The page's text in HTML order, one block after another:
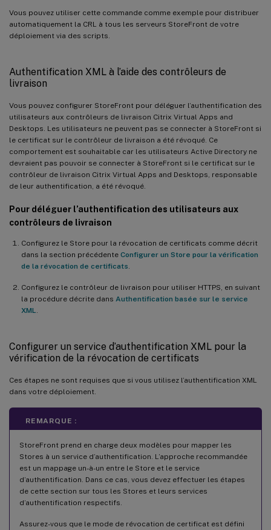
Vous pouvez utiliser cette commande comme exemple pour distribuer
automatiquement la CRL à tous les serveurs StoreFront de votre
déploiement via des scripts.
Authentification XML à l’aide des contrôleurs de
livraison
Vous pouvez configurer StoreFront pour déléguer l’authentification des
utilisateurs aux contrôleurs de livraison Citrix Virtual Apps and
Desktops. Les utilisateurs ne peuvent pas se connecter à StoreFront si
le certificat sur le contrôleur de livraison a été révoqué. Ce
comportement est souhaitable car les utilisateurs Active Directory ne
devraient pas pouvoir se connecter à StoreFront si le certificat sur le
contrôleur de livraison Citrix Virtual Apps and Desktops, responsable
de leur authentification, a été révoqué.
Pour déléguer l’authentification des utilisateurs aux
contrôleurs de livraison
Configurez le Store pour la révocation de certificats comme décrit
dans la section précédente Configurer un Store pour la vérification
de la révocation de certificats
Configurez le contrôleur de livraison pour utiliser HTTPS, en suivant
la procédure décrite dans Authentification basée sur le service
XML
Configurer un service d’authentification XML pour la
vérification de la révocation de certificats
Ces étapes ne sont requises que si vous utilisez l’authentification XML
dans votre déploiement.
REMARQUE :
StoreFront prend en charge deux modèles pour mapper les
Stores à un service d’authentification. L’approche recommandée
est un mappage un-à-un entre le Store et le service
d’authentification. Dans ce cas, vous devez effectuer les étapes
de cette section sur tous les Stores et leurs services
d’authentification respectifs.
Assurez-vous que le mode de révocation de certificat est défini